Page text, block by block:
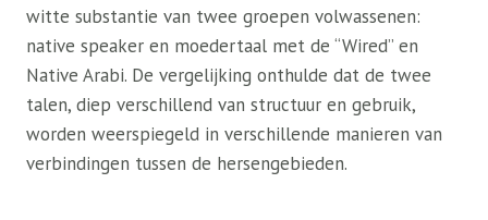
witte substantie van twee groepen volwassenen:
native speaker en moedertaal met de “Wired” en
Native Arabi. De vergelijking onthulde dat de twee
talen, diep verschillend van structuur en gebruik,
worden weerspiegeld in verschillende manieren van
verbindingen tussen de hersengebieden.